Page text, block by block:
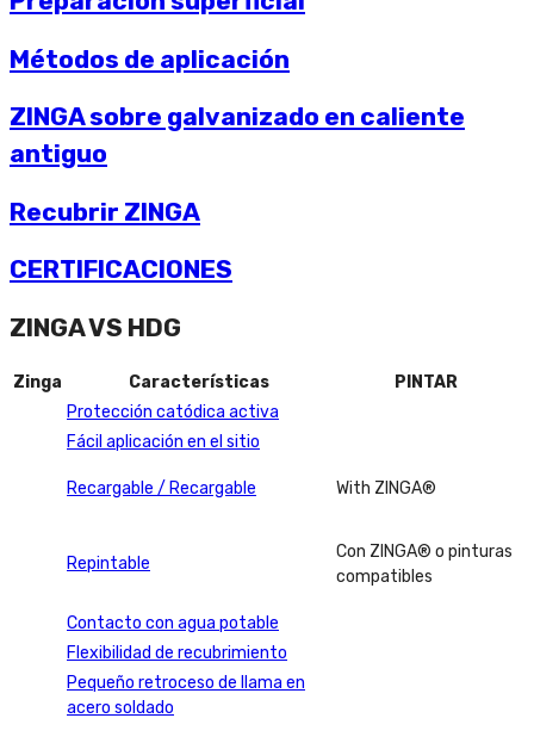
Métodos de aplicación
ZINGA sobre galvanizado en caliente
antiguo
Recubrir ZINGA
CERTIFICACIONES
ZINGA VS HDG
Zinga Características
PINTAR
Protección catódica activa
Fácil aplicación en el sitio
Recargable / Recargable With ZINGA®
Repintable
Con ZINGA® o pinturas
compatibles
Contacto con agua potable
Flexibilidad de recubrimiento
Pequeño retroceso de llama en
acero soldado